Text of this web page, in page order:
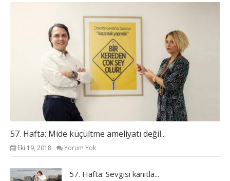
57. Hafta: Mide küçültme ameliyatı değil...
Eki 19, 2018 Yorum Yok
57. Hafta: Sevgisi kanıtla...